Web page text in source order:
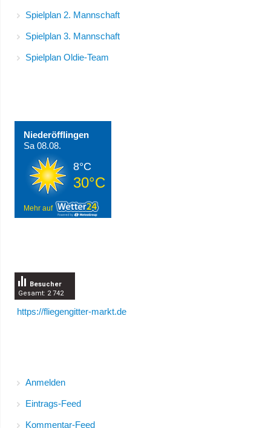
Spielplan 2. Mannschaft
Spielplan 3. Mannschaft
Spielplan Oldie-Team
Niederöfflingen
Sa 08.08.
8°C
30°C
Mehr auf
Gesamt: 2 742
Besucher
https://fliegengitter-markt.de
Anmelden
Eintrags-Feed
Kommentar-Feed